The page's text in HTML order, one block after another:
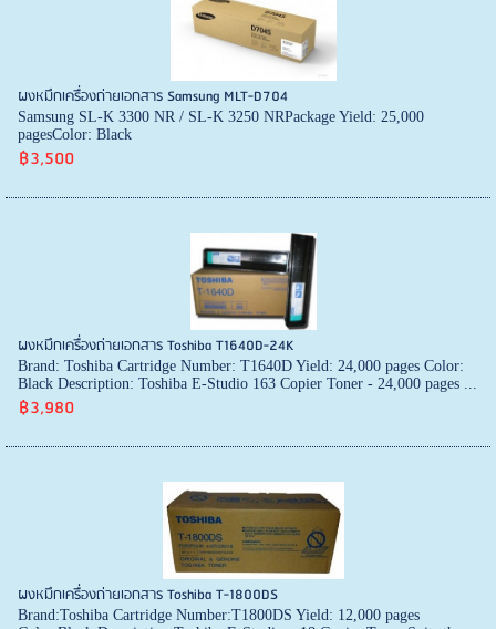
ผงหมึกเครื่องถ่ายเอกสาร Samsung MLT-D704
Samsung SL-K 3300 NR / SL-K 3250 NRPackage Yield: 25,000
pagesColor: Black
฿3,500
ผงหมึกเครื่องถ่ายเอกสาร Toshiba T1640D-24K
Brand: Toshiba Cartridge Number: T1640D Yield: 24,000 pages Color:
Black Description: Toshiba E-Studio 163 Copier Toner - 24,000 pages ...
฿3,980
ผงหมึกเครื่องถ่ายเอกสาร Toshiba T-1800DS
Brand:Toshiba Cartridge Number:T1800DS Yield: 12,000 pages